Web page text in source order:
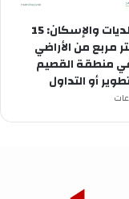
وزارة البلديات والإسكان: 15
مربع من الأراضي
في منطقة القصيم
أو التداول